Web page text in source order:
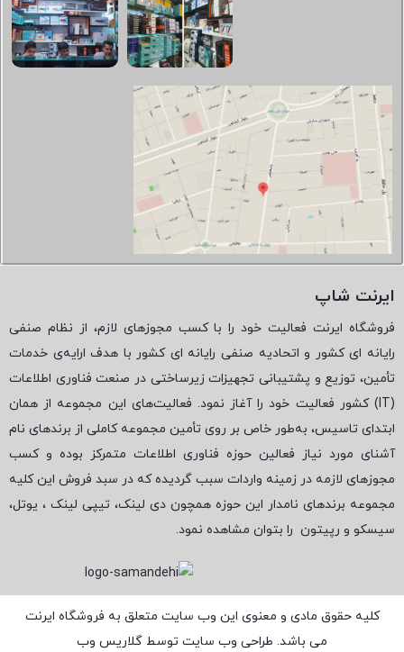
ایرنت شاپ
فروشگاه ایرنت فعالیت خود را با کسب مجوزهای لازم، از نظام صنفی
رایانه ای کشور و اتحادیه صنفی رایانه ای کشور با هدف ارایه‌ی خدمات
تأمین، توزیع و پشتیبانی تجهیزات زیرساختی در صنعت فناوری اطلاعات
(
IT) کشور فعالیت خود را آغاز نمود. فعالیت‌های این مجموعه از همان
ابتدای تاسیس، به‌طور خاص بر روی تأمین مجموعه کاملی از برندهای نام
آشنای مورد نیاز فعالین حوزه فناوری اطلاعات متمرکز بوده و کسب
مجوزهای لازمه در زمینه واردات سبب گردیده که در سبد فروش این کلیه
مجموعه برندهای نامدار این حوزه همچون دی لینک، تیپی لینک ، یوتل،
سیسکو و رپیتون را بتوان مشاهده نمود.
کلیه حقوق مادی و معنوی این وب سایت متعلق به فروشگاه ایرنت
می باشد. طراحی وب سایت توسط گلاریس وب